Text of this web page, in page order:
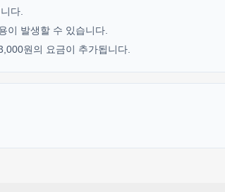
다.
이 발생할 수 있습니다.
원의 요금이 추가됩니다.